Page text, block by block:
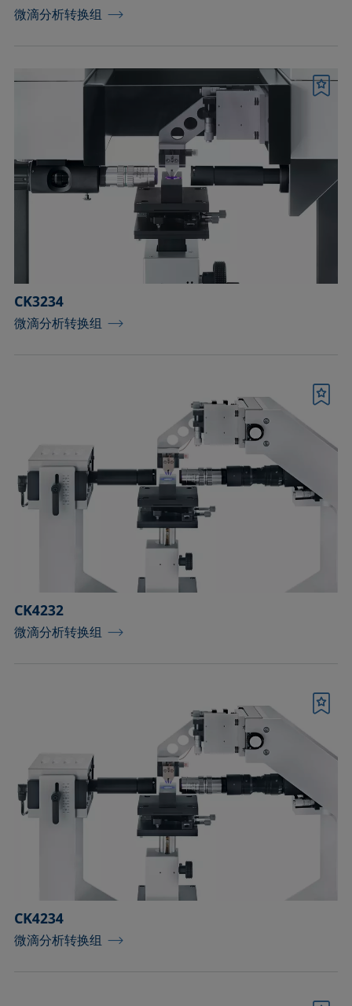
微滴分析转换组
CK3234
微滴分析转换组
CK4232
微滴分析转换组
书签
CK4234
微滴分析转换组
书签